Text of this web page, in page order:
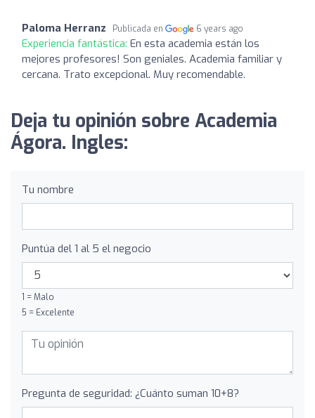
Paloma Herranz Publicada en 6 years ago
Experiencia fantástica: En esta academia están los
mejores profesores! Son geniales. Academia familiar y
cercana. Trato excepcional. Muy recomendable.
Deja tu opinión sobre Academia
Ágora. Ingles:
Tu nombre
Puntúa del 1 al 5 el negocio
1 = Malo
5 = Excelente
Pregunta de seguridad: ¿Cuánto suman 10+8?